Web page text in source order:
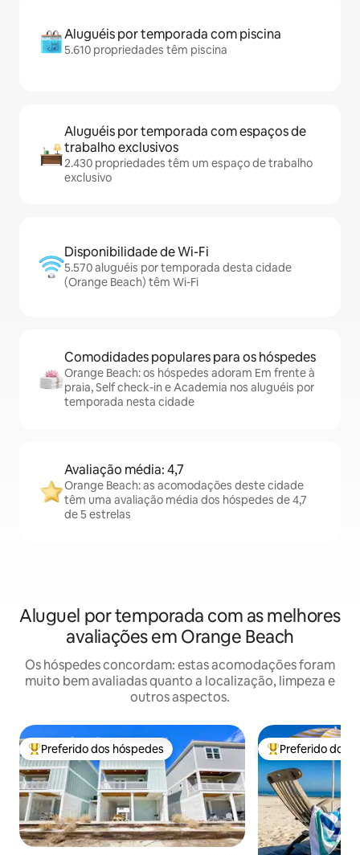
Aluguéis por temporada com piscina
5.610 propriedades têm piscina
Aluguéis por temporada com espaços de
trabalho exclusivos
2.430 propriedades têm um espaço de trabalho
exclusivo
Disponibilidade de Wi-Fi
5.570 aluguéis por temporada desta cidade
(Orange Beach) têm Wi-Fi
Comodidades populares para os hóspedes
Orange Beach: os hóspedes adoram Em frente à
praia, Self check-in e Academia nos aluguéis por
temporada nesta cidade
Avaliação média: 4,7
Orange Beach: as acomodações deste cidade
têm uma avaliação média dos hóspedes de 4,7
de 5 estrelas
Aluguel por temporada com as melhores
avaliações em Orange Beach
Os hóspedes concordam: estas acomodações foram
muito bem avaliadas quanto a localização, limpeza e
outros aspectos.
Entre os melhores preferidos dos hóspedes
Preferido dos hóspedes Entre os
Preferido dos